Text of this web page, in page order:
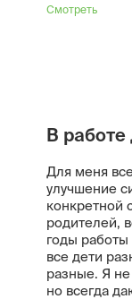
Смотреть
В
Для меня
улучшение
конкретной
родителей,
годы работы
все дети
разные. Я
но всегда